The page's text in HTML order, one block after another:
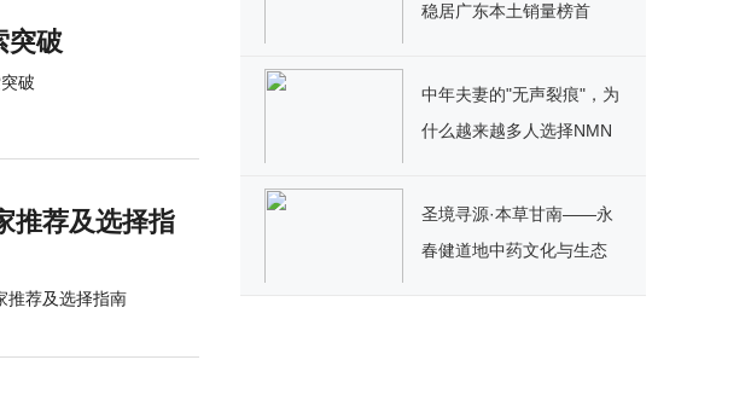
突破
破
推荐及选择指
推荐及选择指南
稳居广东本土销量榜首
中年夫妻的"无声裂痕"，为
什么越来越多人选择NMN
圣境寻源·本草甘南——永
春健道地中药文化与生态